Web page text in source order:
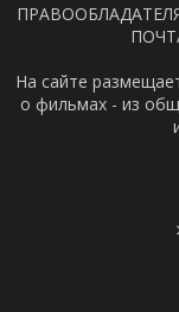
На сайте
о фильмах - из